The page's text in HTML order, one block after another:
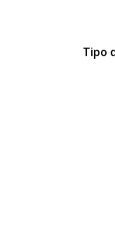
Tipo